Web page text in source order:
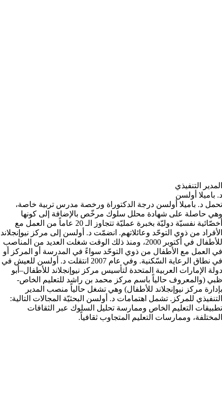
المدير التنفيذي
د. باميلا أولسن
تحمل د. باميلا أولسن درجة الدكتوراة ورخصة مدرس تربية خاصة،
وهي حاصلة على شهادة محلل سلوك مرخّص بالإضافة إلى كونها
أخصّائية نفسيّة دوليّة بخبرة عمليّة تتجاوز الـ 20 عاماً من العمل مع
الأفراد من ذوي التوحّد وعائلاتهم. انضمّت د. أولسن إلى مركز نيوإنجلاند
للأطفال في أكتوبر 2000، ومنذ ذلك الوقت شغلت العديد من المناصب
في العمل مع الأطفال من ذوي التوحّد سواءً في المدرسة أو المركز أو
في نطاق الرعاية السّكنية. وفي عام 2007 انتقلت د. أولسن للعيش في
دولة الإمارات العربية المتحدة لتأسيس مركز نيوإنجلاند للأطفال–أبو
ظبي (والمعروف حالياً باسم مركز محمد بن راشد للتعليم الخاص-
بإدارة مركز نيوإنجلاند للأطفال) وهي تشغل حالياً منصب المدير
التنفيذي للمركز. تشمل اهتمامات د. أولسن البحثيّة المجالات التالية:
تطبيقات التعليم الخاص وممارسة تحليل السلوك عبر الثقافات
المختلفة، وممارسات التعليم المتجاوب ثقافياً.